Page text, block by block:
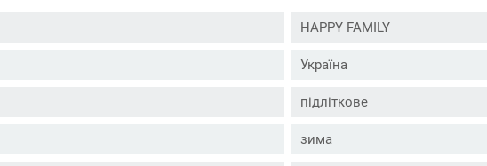
HAPPY FAMILY
Україна
підліткове
зима